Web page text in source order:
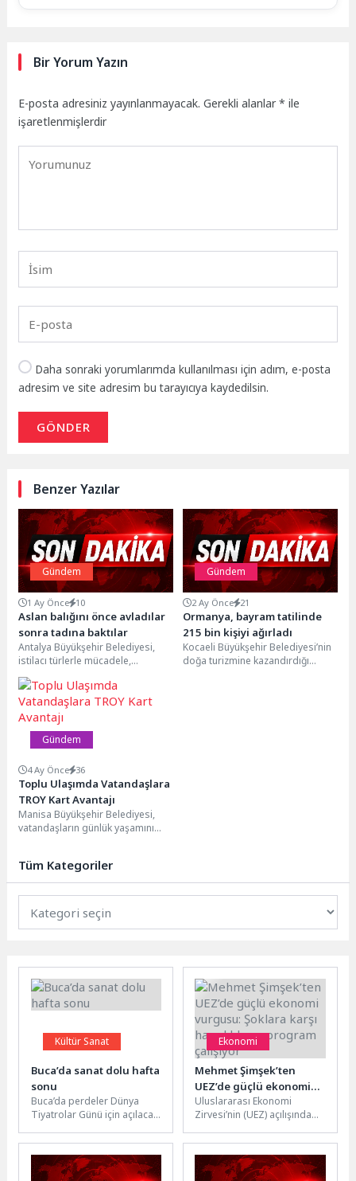
Bir Yorum Yazın
E-posta adresiniz yayınlanmayacak. Gerekli alanlar* ile
işaretlenmişlerdir
Daha sonraki yorumlarımda kullanılması için adım, e-posta
adresim ve site adresim bu tarayıcıya kaydedilsin.
GÖNDER
Benzer Yazılar
Gündem
1 Ay Önce 10
Aslan balığını önce avladılar
sonra tadına baktılar
Antalya Büyükşehir Belediyesi,
istilacı türlerle mücadele,
sürdürülebilir balıkçılığı
destekleme ve farkındalık
oluşturma amacıyla Aslan Balığı...
Gündem
2 Ay Önce 21
Ormanya, bayram tatilinde
215 bin kişiyi ağırladı
Kocaeli Büyükşehir Belediyesi’nin
doğa turizmine kazandırdığı
Gündem
4 Ay Önce 36
Toplu Ulaşımda Vatandaşlara
TROY Kart Avantajı
Manisa Büyükşehir Belediyesi,
vatandaşların günlük yaşamını
amacıyla yeni bir...
Tüm Kategoriler
Kültür Sanat
Buca’da sanat dolu hafta
sonu
Buca’da perdeler Dünya
Tiyatrolar Günü için açılacak.
Mimar Görkem Duman, üç
gün...
Ekonomi
Mehmet Şimşek’ten
UEZ’de güçlü ekonomi
vurgusu: Şoklara karşı
hazırlıklıyız, program
çalışıyor
Uluslararası Ekonomi
Zirvesi’nin (UEZ) açılışında
Bakanı Mehmet Şimşek, İran
savaşının ülke ekonomisine
etkilerine...